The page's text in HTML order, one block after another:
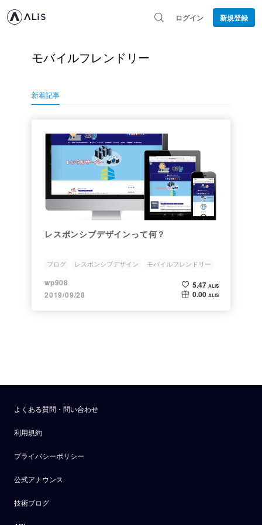
ログイン 新規登録
モバイルフレンドリー
新着記事
レスポンシブデザインって何？
ブログ レスポンシブデザイン
モバイルフレンドリー
Google
wp908
2019/09/28
5.47 ALIS
0.00 ALIS
よくある質問・問い合わせ
利用規約
プライバシーポリシー
公式アナウンス
技術ブログ